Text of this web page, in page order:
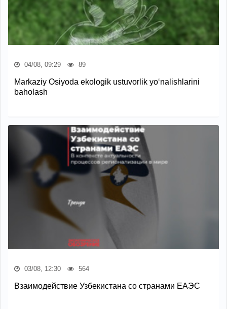
04/08, 09:29 89
Markaziy Osiyoda ekologik ustuvorlik yo‘nalishlarini
baholash
03/08, 12:30 564
Взаимодействие Узбекистана со странами ЕАЭС